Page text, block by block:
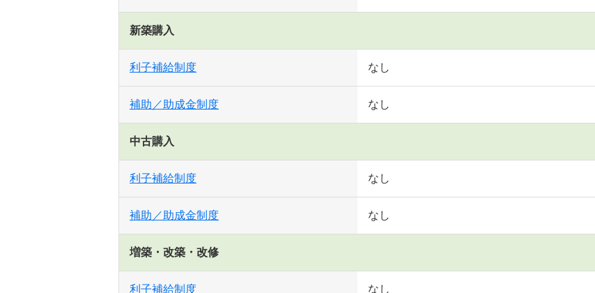
新築購入
利子補給制度 なし
補助／助成金制度 なし
中古購入
利子補給制度 なし
補助／助成金制度 なし
増築・改築・改修
利子補給制度 なし